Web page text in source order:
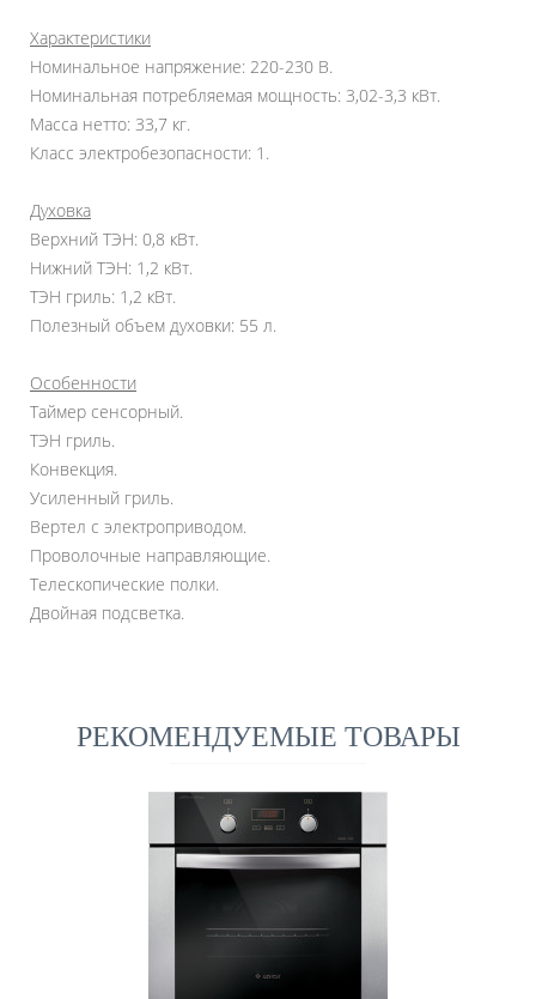
Характеристики
Номинальное напряжение: 220-230 В.
Номинальная потребляемая мощность: 3,02-3,3 кВт.
Масса нетто: 33,7 кг.
Класс электробезопасности: 1.
Духовка
Верхний ТЭН: 0,8 кВт.
Нижний ТЭН: 1,2 кВт.
ТЭН гриль: 1,2 кВт.
Полезный объем духовки: 55 л.
Особенности
Таймер сенсорный.
ТЭН гриль.
Конвекция.
Усиленный гриль.
Вертел с электрoприводом.
Проволочные направляющие.
Телескопические полки.
Двойная подсветка.
РЕКОМЕНДУЕМЫЕ ТОВАРЫ